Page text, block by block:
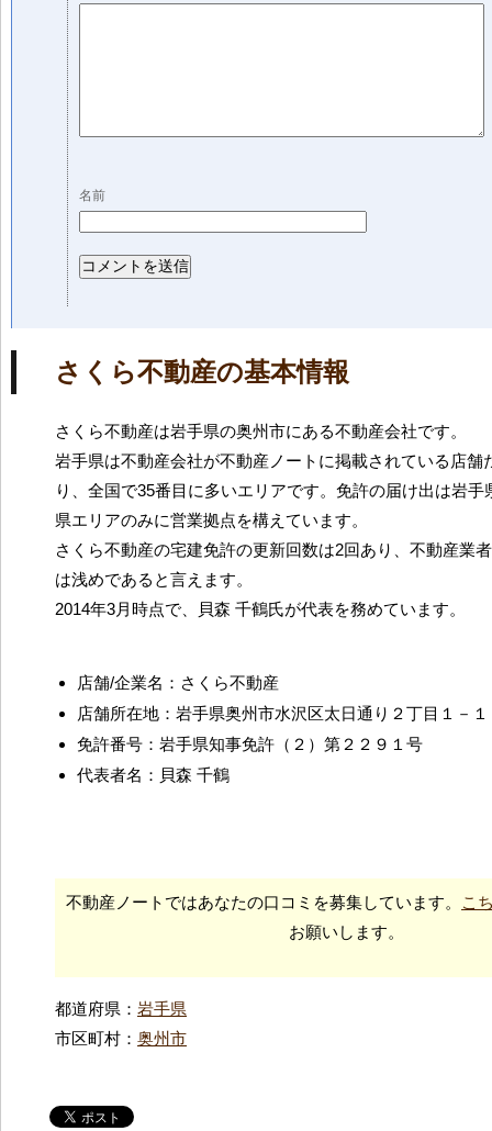
名前
さくら不動産の基本情報
さくら不動産は岩手県の奥州市にある不動産会社です。
岩手県は不動産会社が不動産ノートに掲載されている店舗
り、全国で35番目に多いエリアです。免許の届け出は岩手
県エリアのみに営業拠点を構えています。
さくら不動産の宅建免許の更新回数は2回あり、不動産業
は浅めであると言えます。
2014年3月時点で、貝森 千鶴氏が代表を務めています。
店舗/企業名：さくら不動産
店舗所在地：岩手県奥州市水沢区太日通り２丁目１－１
免許番号：岩手県知事免許（２）第２２９１号
代表者名：貝森 千鶴
不動産ノートではあなたの口コミを募集しています。
こ
お願いします。
都道府県： 岩手県
市区町村： 奥州市